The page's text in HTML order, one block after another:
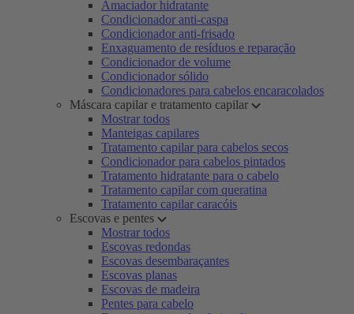
Amaciador hidratante
Condicionador anti-caspa
Condicionador anti-frisado
Enxaguamento de resíduos e reparação
Condicionador de volume
Condicionador sólido
Condicionadores para cabelos encaracolados
Máscara capilar e tratamento capilar
Mostrar todos
Manteigas capilares
Tratamento capilar para cabelos secos
Condicionador para cabelos pintados
Tratamento hidratante para o cabelo
Tratamento capilar com queratina
Tratamento capilar caracóis
Escovas e pentes
Mostrar todos
Escovas redondas
Escovas desembaraçantes
Escovas planas
Escovas de madeira
Pentes para cabelo